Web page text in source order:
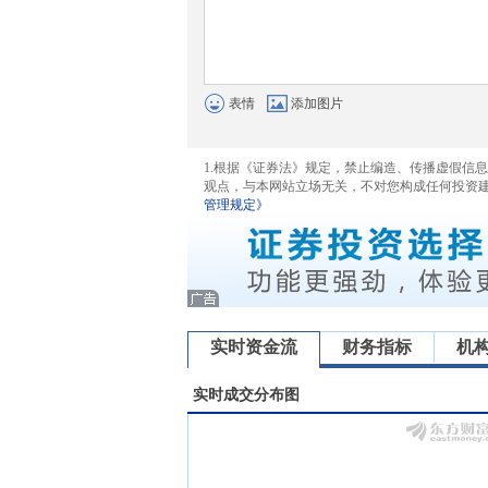
表情 添加图片
1.根据《证券法》规定，禁止编造、传播虚假信
观点，与本网站立场无关，不对您构成任何投资
管理规定》
实时资金流 财务指标 机
实时成交分布图